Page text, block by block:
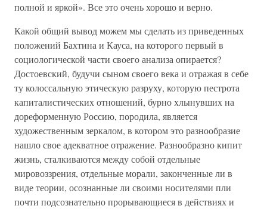
полной и яркой». Все это очень хорошо и верно.
Какой общий вывод можем мы сделать из приведенных
положений Бахтина и Кауса, на которого первый в
социологической части своего анализа опирается?
Достоевский, будучи сыном своего века и отражая в себе
ту колоссальную этическую разруху, которую пестрота
капиталистических отношений, бурно хлынувших на
дореформенную Россию, породила, является
художественным зеркалом, в котором это разнообразие
нашло свое адекватное отражение. Разнообразно кипит
жизнь, сталкиваются между собой отдельные
мировоззрения, отдельные морали, законченные ли в
виде теории, осознанные ли своими носителями пли
почти подсознательно прорывающиеся в действиях и